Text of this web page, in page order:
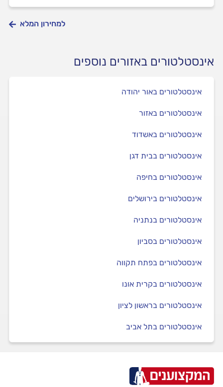
למחירון המלא
אינסטלטורים באזורים נוספים
אינסטלטורים באור יהודה
אינסטלטורים באזור
אינסטלטורים באשדוד
אינסטלטורים בבית דגן
אינסטלטורים בחיפה
אינסטלטורים בירושלים
אינסטלטורים בנתניה
אינסטלטורים בסביון
אינסטלטורים בפתח תקווה
אינסטלטורים בקרית אונו
אינסטלטורים בראשון לציון
אינסטלטורים בתל אביב